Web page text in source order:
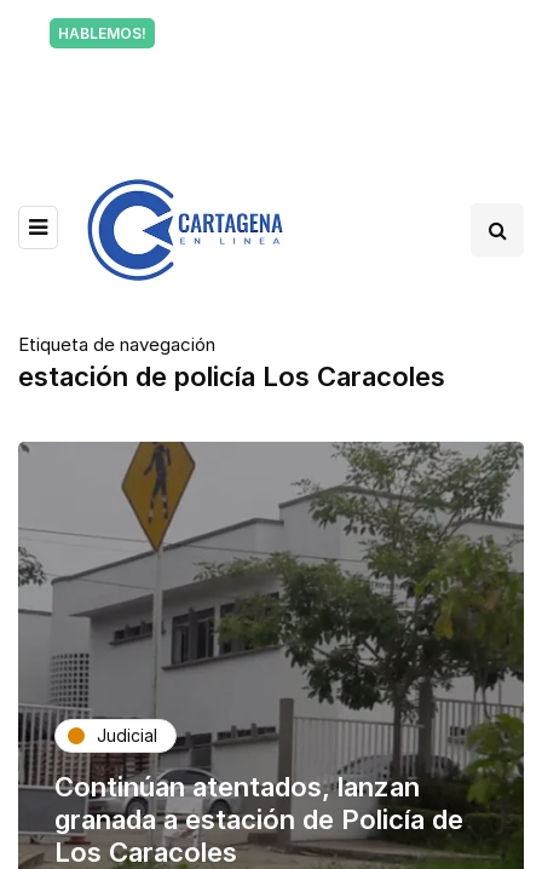
HABLEMOS!
Etiqueta de navegación
estación de policía Los Caracoles
Judicial
Continúan atentados, lanzan
granada a estación de Policía de
Los Caracoles